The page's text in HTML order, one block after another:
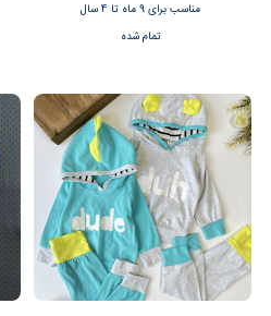
مناسب برای 9 ماه تا 4 سال
تمام شده